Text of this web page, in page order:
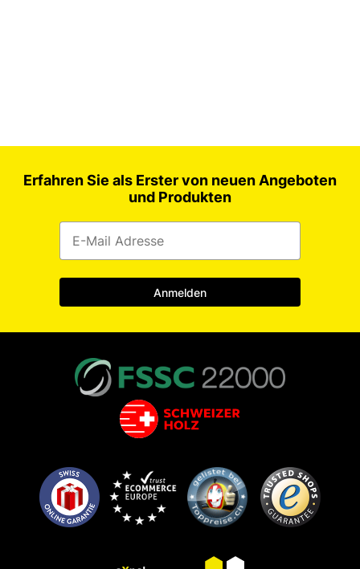
Erfahren Sie als Erster von neuen Angeboten
und Produkten
Anmelden